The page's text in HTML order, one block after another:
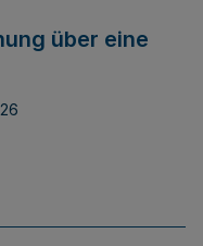
über eine